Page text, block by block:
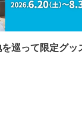
巡って限定グッ